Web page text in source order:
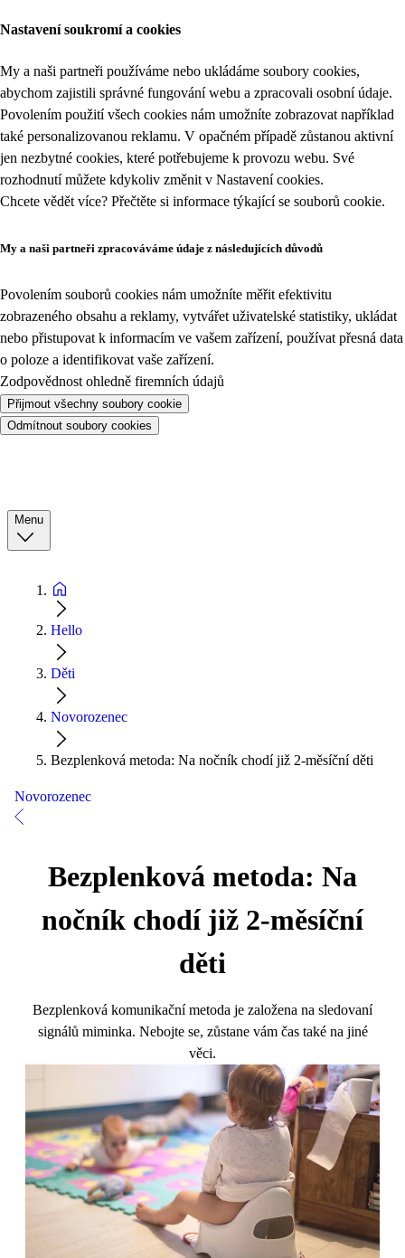
Nastavení soukromí a cookies
My a naši partneři používáme nebo ukládáme soubory cookies,
abychom zajistili správné fungování webu a zpracovali osobní údaje.
Povolením použití všech cookies nám umožníte zobrazovat například
také personalizovanou reklamu. V opačném případě zůstanou aktivní
jen nezbytné cookies, které potřebujeme k provozu webu. Své
rozhodnutí můžete kdykoliv změnit v Nastavení cookies.
Chcete vědět více? Přečtěte si informace týkající se souborů cookie.
My a naši partneři zpracováváme údaje z následujících důvodů
Povolením souborů cookies nám umožníte měřit efektivitu
zobrazeného obsahu a reklamy, vytvářet uživatelské statistiky, ukládat
nebo přistupovat k informacím ve vašem zařízení, používat přesná data
o poloze a identifikovat vaše zařízení.
Zodpovědnost ohledně firemních údajů
Přijmout všechny soubory cookie
Odmítnout soubory cookies
Menu
Hello
Děti
Novorozenec
Bezplenková metoda: Na nočník chodí již 2-měsíční děti
Novorozenec
Bezplenková metoda: Na
nočník chodí již 2-měsíční
děti
Bezplenková komunikační metoda je založena na sledovaní
signálů miminka. Nebojte se, zůstane vám čas také na jiné
věci.